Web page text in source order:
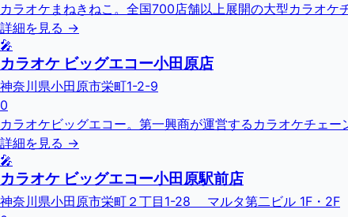
カラオケまねきねこ。全国700店舗以上展開の大型カラオケ
詳細を見る →
🎤
カラオケ ビッグエコー小田原店
神奈川県小田原市栄町1-2-9
0
カラオケビッグエコー。第一興商が運営するカラオケチェ
詳細を見る →
🎤
カラオケ ビッグエコー小田原駅前店
神奈川県小田原市栄町２丁目1-28 マルタ第二ビル 1F・2F